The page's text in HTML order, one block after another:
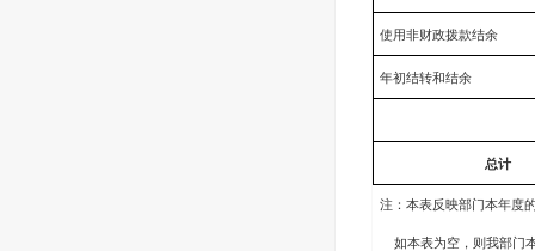
使用非财政拨款结余
年初结转和结余
总计
注：本表反映部门本年度
如本表为空，则我部门